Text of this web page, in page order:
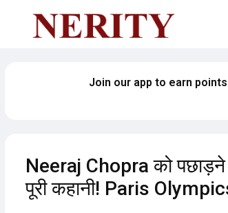
Join our app to earn
Neeraj Chopra को
पूरी कहानी! Paris